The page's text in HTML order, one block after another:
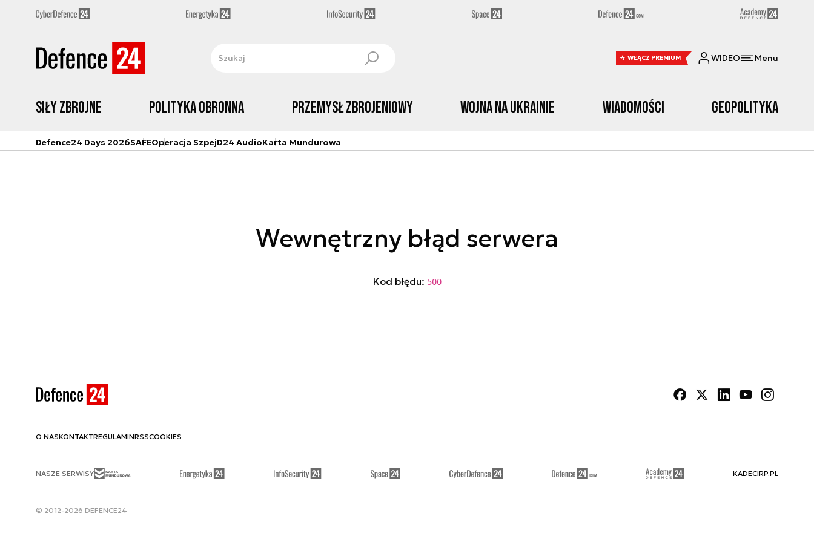
WŁĄCZ PREMIUM WIDEO Menu
Siły zbrojne Polityka obronna Przemysł Zbrojeniowy Wojna na Ukrainie Wiadomości Geopolityka
Defence24 Days 2026SAFEOperacja SzpejD24 AudioKarta Mundurowa
Wewnętrzny błąd serwera
Kod błędu: 500
O NASKONTAKTREGULAMINRSSCOOKIES
NASZE SERWISY KADECIRP.PL
© 2012-2026 DEFENCE24